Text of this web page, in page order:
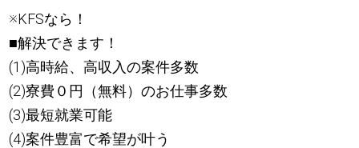
※KFSなら！
■解決できます！
(1)高時給、高収入の案件多数
(2)寮費０円（無料）のお仕事多数
(3)最短就業可能
(4)案件豊富で希望が叶う